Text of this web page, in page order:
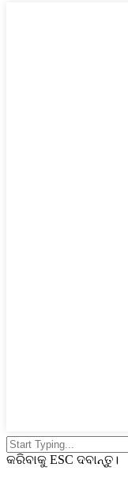
କରିବାକୁ ESC ଦବାନ୍ତୁ।